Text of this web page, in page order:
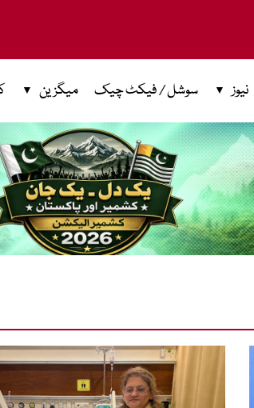
نیوز سوشل / فیکٹ چیک میگزین